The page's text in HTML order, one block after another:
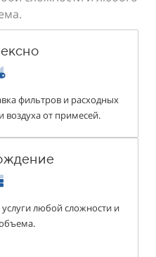
фильтров и расходных
воздуха от примесей.
любой сложности и